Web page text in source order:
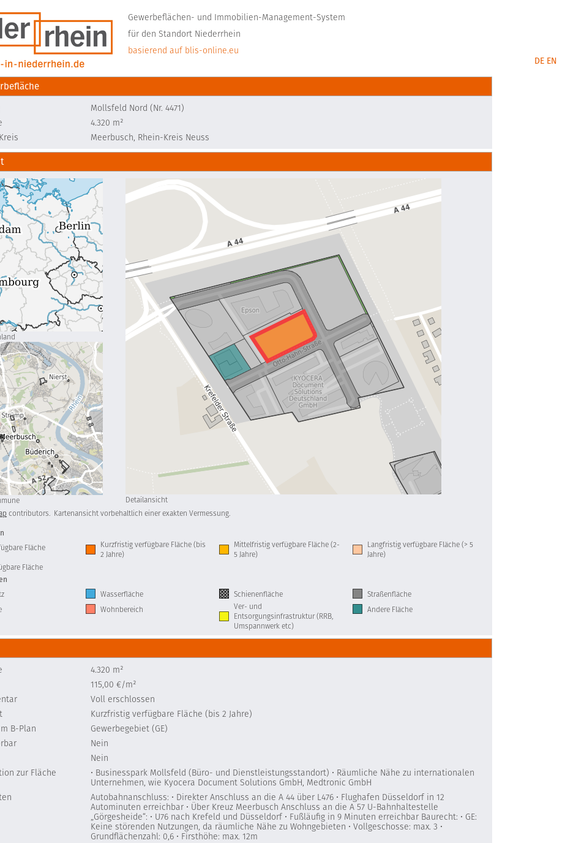
Gewerbeflächen- und Immobilien-Management-System
für den Standort Niederrhein
basierend auf blis-online.eu
DE EN
Mollsfeld Nord (Nr. 4471)
4.320 m²
Meerbusch, Rhein-Kreis Neuss
Detailansicht
contributors. Kartenansicht vorbehaltlich einer exakten Vermessung.
Fläche
Kurzfristig verfügbare Fläche (bis
2 Jahre)
Mittelfristig verfügbare Fläche (2-
5 Jahre)
Langfristig verfügbare Fläche (> 5
Jahre)
Fläche
Wasserfläche Schienenfläche
Straßenfläche
Wohnbereich
Ver- und
Entsorgungsinfrastruktur (RRB,
Umspannwerk etc)
Andere Fläche
4.320 m²
115,00 €/m²
Voll erschlossen
Kurzfristig verfügbare Fläche (bis 2 Jahre)
B-Plan
Gewerbegebiet (GE)
Nein
Nein
zur Fläche
• Businesspark Mollsfeld (Büro- und Dienstleistungsstandort) • Räumliche Nähe zu internationalen
Unternehmen, wie Kyocera Document Solutions GmbH, Medtronic GmbH
Autobahnanschluss: • Direkter Anschluss an die A 44 über L476 • Flughafen Düsseldorf in 12
Autominuten erreichbar • Über Kreuz Meerbusch Anschluss an die A 57 U-Bahnhaltestelle
„Görgesheide“: • U76 nach Krefeld und Düsseldorf • Fußläufig in 9 Minuten erreichbar Baurecht: • GE:
Keine störenden Nutzungen, da räumliche Nähe zu Wohngebieten • Vollgeschosse: max. 3 •
Grundflächenzahl: 0,6 • Firsthöhe: max. 12m